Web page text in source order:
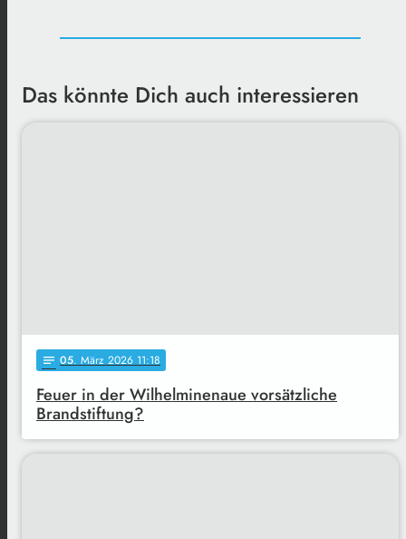
Das könnte Dich auch interessieren
notes 05. März 2026 11:18
Feuer in der Wilhelminenaue vorsätzliche
Brandstiftung?